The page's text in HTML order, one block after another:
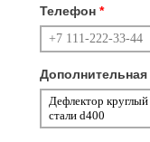
Телефон *